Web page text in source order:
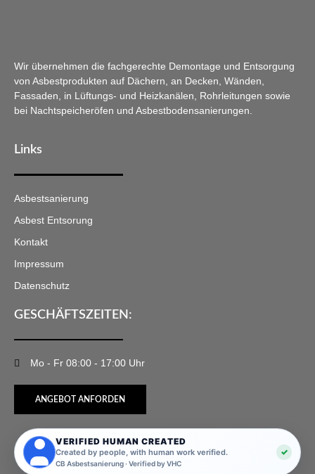
Wir übernehmen die fachgerechte Demontage und Entsorgung
von Asbestprodukten auf Dächern, an Decken, Wänden,
Fassaden, in Lüftungs- und Heizkanälen, Rohrleitungen sowie
bei Nachtspeicheröfen und Asbestbodensanierungen.
Links
Asbestsanierung
Asbest Entsorung
Kontakt
Impressum
Datenschutz
GESCHÄFTSZEITEN:
Mo - Fr 08:00 - 17:00 Uhr
ANGEBOT ANFORDEN
VERIFIED HUMAN CREATED
Created by people, with human work verified.
CB Asbestsanierung · Verified by VHC
✓